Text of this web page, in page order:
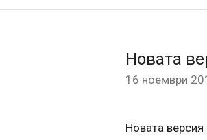
Новата
16 ноември
Новата версия